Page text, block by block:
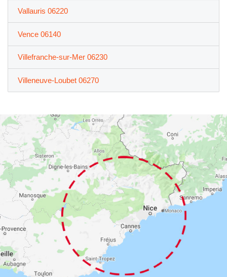
Vallauris 06220
Vence 06140
Villefranche-sur-Mer 06230
Villeneuve-Loubet 06270